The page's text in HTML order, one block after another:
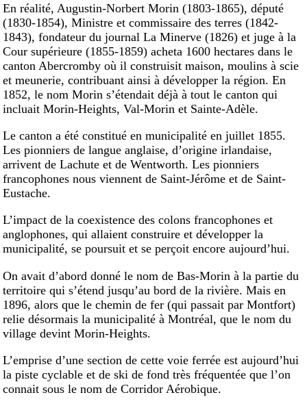
En réalité, Augustin-Norbert Morin (1803-1865), député
(1830-1854), Ministre et commissaire des terres (1842-
1843), fondateur du journal La Minerve (1826) et juge à la
Cour supérieure (1855-1859) acheta 1600 hectares dans le
canton Abercromby où il construisit maison, moulins à scie
et meunerie, contribuant ainsi à développer la région. En
1852, le nom Morin s’étendait déjà à tout le canton qui
incluait Morin-Heights, Val-Morin et Sainte-Adèle.
Le canton a été constitué en municipalité en juillet 1855.
Les pionniers de langue anglaise, d’origine irlandaise,
arrivent de Lachute et de Wentworth. Les pionniers
francophones nous viennent de Saint-Jérôme et de Saint-
Eustache.
L’impact de la coexistence des colons francophones et
anglophones, qui allaient construire et développer la
municipalité, se poursuit et se perçoit encore aujourd’hui.
On avait d’abord donné le nom de Bas-Morin à la partie du
territoire qui s’étend jusqu’au bord de la rivière. Mais en
1896, alors que le chemin de fer (qui passait par Montfort)
relie désormais la municipalité à Montréal, que le nom du
village devint Morin-Heights.
L’emprise d’une section de cette voie ferrée est aujourd’hui
la piste cyclable et de ski de fond très fréquentée que l’on
connait sous le nom de Corridor Aérobique.